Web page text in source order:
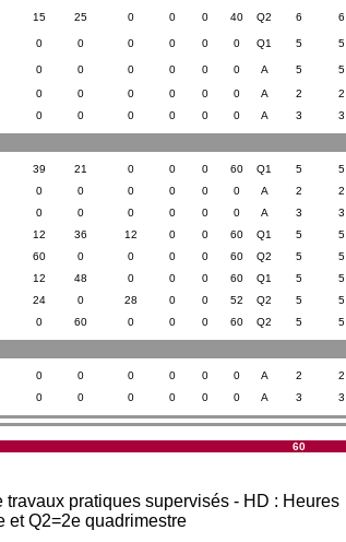
15 25 0 0 0 40 Q2 6 6
0 0 0 0 0 0 Q1 5 5
0 0 0 0 0 0 A 5 5
0 0 0 0 0 0 A 2 2
0 0 0 0 0 0 A 3 3
39 21 0 0 0 60 Q1 5 5
0 0 0 0 0 0 A 2 2
0 0 0 0 0 0 A 3 3
12 36 12 0 0 60 Q1 5 5
60 0 0 0 0 60 Q2 5 5
12 48 0 0 0 60 Q1 5 5
24 0 28 0 0 52 Q2 5 5
0 60 0 0 0 60 Q2 5 5
0 0 0 0 0 0 A 2 2
0 0 0 0 0 0 A 3 3
60
pratiques supervisés - HD : Heures
et Q2=2e quadrimestre